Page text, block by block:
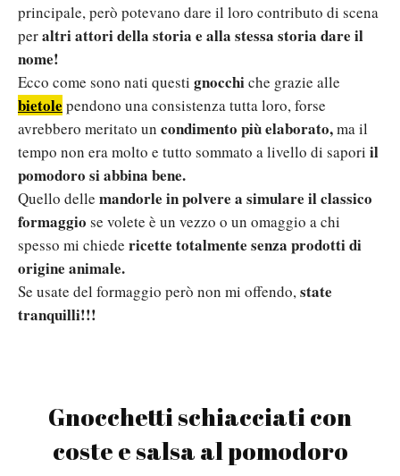
principale, però potevano dare il loro contributo di scena
peraltri attori della storia e alla stessa storia dare il
nome!
Ecco come sono nati questi gnocchiche grazie alle
bietole pendono una consistenza tutta loro, forse
avrebbero meritato un condimento più elaborato,ma il
tempo non era molto e tutto sommato a livello di sapori il
pomodoro si abbina bene.
Quello delle mandorle in polvere a simulare il classico
formaggio se volete è un vezzo o un omaggio a chi
spesso mi chiede ricette totalmente senza prodotti di
origine animale.
Se usate del formaggio però non mi offendo, state
tranquilli!!!
Gnocchetti schiacciati con
coste e salsa al pomodoro